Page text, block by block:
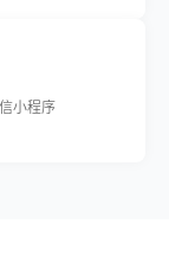
小程序